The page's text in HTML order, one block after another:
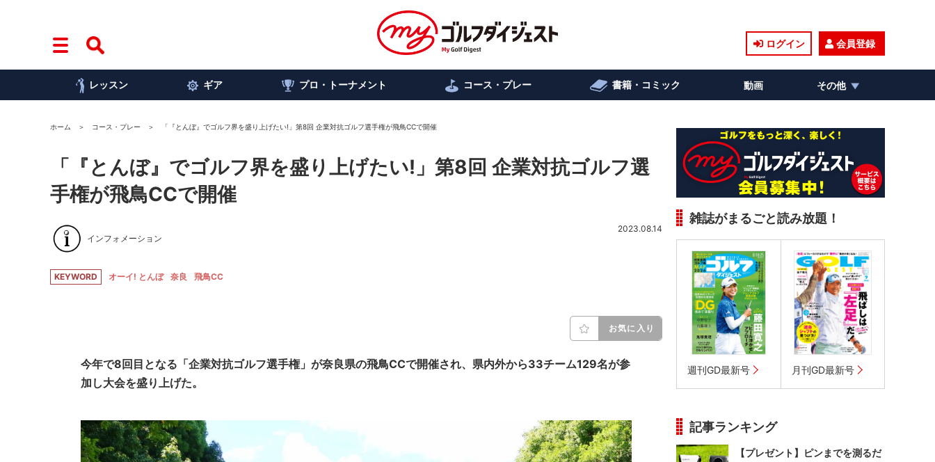
ログイン 会員登録
レッスン ギア プロ・トーナメント コース・プレー 書籍・コミック 動画 その他
ホーム コース・プレー 「『とんぼ』でゴルフ界を盛り上げたい!」第8回 企業対抗ゴルフ選手権が飛鳥CCで開催
「『とんぼ』でゴルフ界を盛り上げたい!」第8回 企業対抗ゴルフ選
手権が飛鳥CCで開催
インフォメーション
2023.08.14
KEYWORD オーイ! とんぼ 奈良 飛鳥CC
お気に入り
今年で8回目となる「企業対抗ゴルフ選手権」が奈良県の飛鳥CCで開催され、県内外から33チーム129名が参
加し大会を盛り上げた。
雑誌がまるごと読み放題！
週刊GD最新号 月刊GD最新号
記事ランキング
【プレゼント】ピンまでを測るだ